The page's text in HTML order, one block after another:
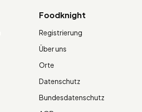
Foodknight
Registrierung
Über uns
Orte
Datenschutz
Bundesdatenschutz